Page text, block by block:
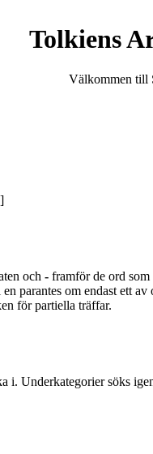
Tolkiens
Välkommen till
]
och - framför de ord
en parantes om endast ett av
för partiella träffar.
i. Underkategorier söks